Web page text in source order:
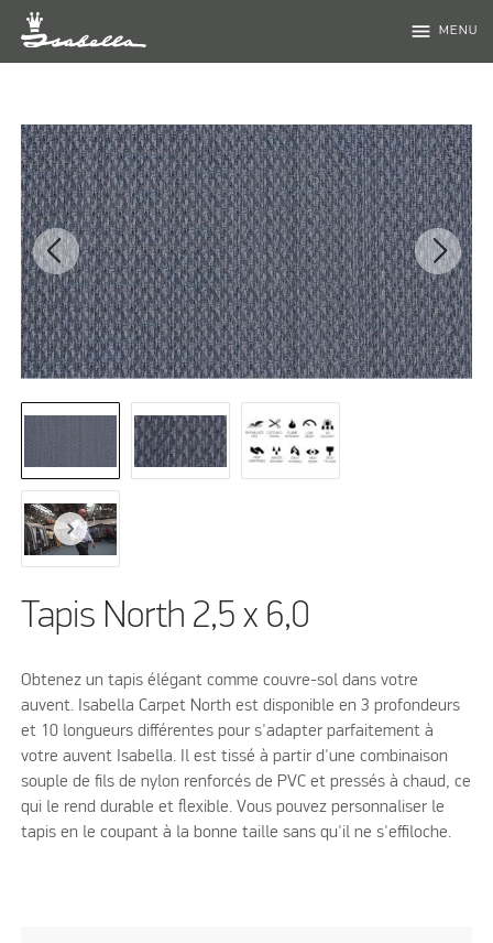
menu MENU
Tapis North 2,5 x 6,0
Obtenez un tapis élégant comme couvre-sol dans votre
auvent. Isabella Carpet North est disponible en 3 profondeurs
et 10 longueurs différentes pour s'adapter parfaitement à
votre auvent Isabella. Il est tissé à partir d'une combinaison
souple de fils de nylon renforcés de PVC et pressés à chaud, ce
qui le rend durable et flexible. Vous pouvez personnaliser le
tapis en le coupant à la bonne taille sans qu'il ne s'effiloche.